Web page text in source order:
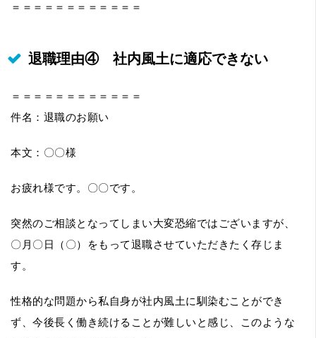
＝＝＝＝＝＝＝＝＝＝＝＝
退職理由④ 社内風土に適応できない
＝＝＝＝＝＝＝＝＝＝＝＝
件名：退職のお願い
本文：〇〇様
お疲れ様です。〇〇です。
突然のご相談となってしまい大変恐縮ではございますが、
〇月〇日（〇）をもって退職させていただきたく存じま
す。
性格的な問題から私自身が社内風土に馴染むことができ
ず、今後長く働き続けることが難しいと感じ、このような